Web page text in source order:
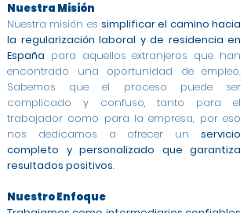
Nuestra Misión
Nuestra misión es simplificar el camino hacia
la regularización laboral y de residencia en
España para aquellos extranjeros que han
encontrado una oportunidad de empleo.
Sabemos que el proceso puede ser
complicado y confuso, tanto para el
trabajador como para la empresa, por eso
nos dedicamos a ofrecer un servicio
completo y personalizado que garantiza
resultados positivos.
Nuestro Enfoque